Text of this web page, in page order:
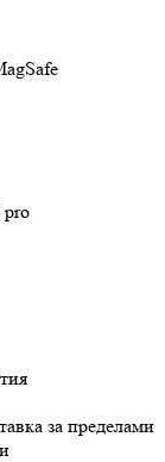
pro
за пределами